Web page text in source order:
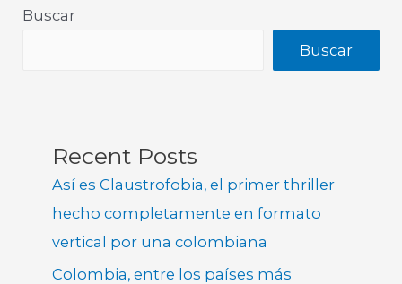
Buscar
Buscar
Recent Posts
Así es Claustrofobia, el primer thriller
hecho completamente en formato
vertical por una colombiana
Colombia, entre los países más